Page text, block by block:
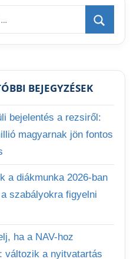
Search
BEJEGYZÉSEK
bejelentés a rezsiről:
magyarnak jön fontos
a diákmunka 2026-ban
szabályokra figyelni
ha a NAV-hoz
változik a nyitvatartás